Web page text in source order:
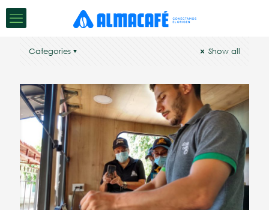
Categories Show all